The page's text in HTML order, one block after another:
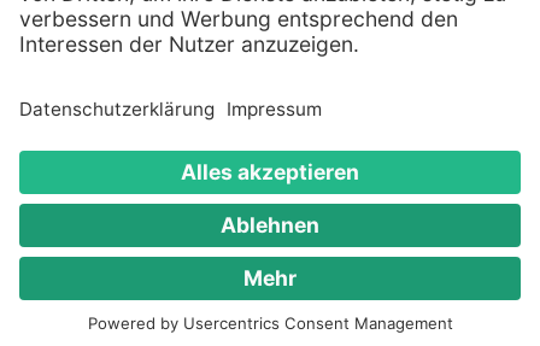
Alle genannten Produkte und Logos sind eingetragene
Warenzeichen der jeweiligen Hersteller.
Copyright © 2008 - 2026 Toys for Fun GmbH - Alle
Rechte vorbehalten